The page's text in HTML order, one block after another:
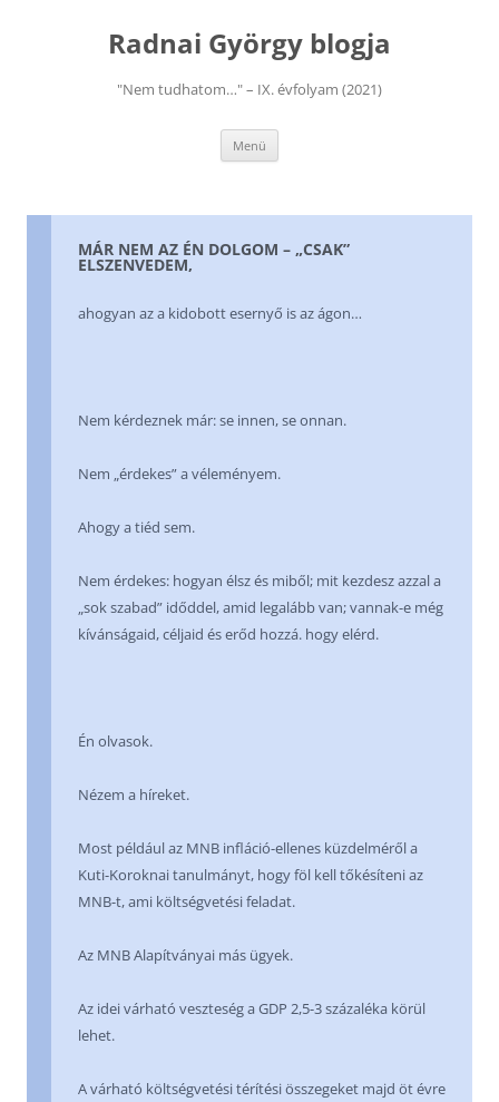
Radnai György blogja
"Nem tudhatom…" – IX. évfolyam (2021)
Menü
MÁR NEM AZ ÉN DOLGOM – „CSAK”
ELSZENVEDEM,
ahogyan az a kidobott esernyő is az ágon…
Nem kérdeznek már: se innen, se onnan.
Nem „érdekes” a véleményem.
Ahogy a tiéd sem.
Nem érdekes: hogyan élsz és miből; mit kezdesz azzal a
„sok szabad” időddel, amid legalább van; vannak-e még
kívánságaid, céljaid és erőd hozzá. hogy elérd.
Én olvasok.
Nézem a híreket.
Most például az MNB infláció-ellenes küzdelméről a
Kuti-Koroknai tanulmányt, hogy föl kell tőkésíteni az
MNB-t, ami költségvetési feladat.
Az MNB Alapítványai más ügyek.
Az idei várható veszteség a GDP 2,5-3 százaléka körül
lehet.
A várható költségvetési térítési összegeket majd öt évre